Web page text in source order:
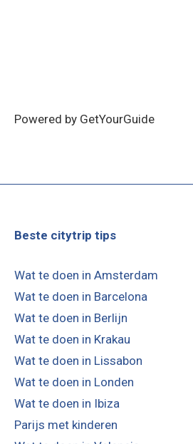
Powered by GetYourGuide
Beste citytrip tips
Wat te doen in Amsterdam
Wat te doen in Barcelona
Wat te doen in Berlijn
Wat te doen in Krakau
Wat te doen in Lissabon
Wat te doen in Londen
Wat te doen in Ibiza
Parijs met kinderen